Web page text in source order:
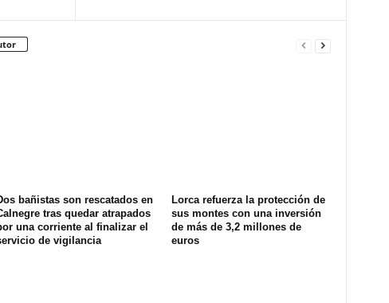
bañistas son rescatados en
tras quedar atrapados
una corriente al finalizar el
de vigilancia
Lorca refuerza la protección de
sus montes con una inversión
de más de 3,2 millones de
euros